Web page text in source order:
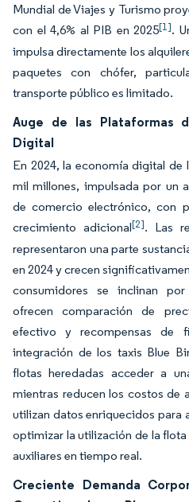
Mundial de Viajes y Turismo
con el 4,6% al PIB en 2025[1].
impulsa directamente los
paquetes con chófer,
transporte público es limitado.
Auge de las Plataformas
Digital
En 2024, la economía digital de
mil millones, impulsada por un
de comercio electrónico, con
crecimiento adicional[2]. Las
representaron una parte
en 2024 y crecen
consumidores se inclinan
ofrecen comparación de
efectivo y recompensas de
integración de los taxis Blue
flotas heredadas acceder a
mientras reducen los costos de
utilizan datos enriquecidos para
optimizar la utilización de la
auxiliares en tiempo real.
Creciente Demanda